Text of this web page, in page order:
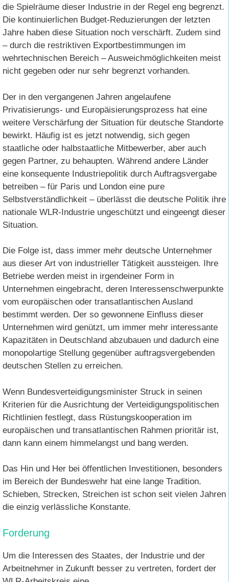
die Spielräume dieser Industrie in der Regel eng begrenzt.
Die kontinuierlichen Budget-Reduzierungen der letzten
Jahre haben diese Situation noch verschärft. Zudem sind
– durch die restriktiven Exportbestimmungen im
wehrtechnischen Bereich – Ausweichmöglichkeiten meist
nicht gegeben oder nur sehr begrenzt vorhanden.
Der in den vergangenen Jahren angelaufene
Privatisierungs- und Europäisierungsprozess hat eine
weitere Verschärfung der Situation für deutsche Standorte
bewirkt. Häufig ist es jetzt notwendig, sich gegen
staatliche oder halbstaatliche Mitbewerber, aber auch
gegen Partner, zu behaupten. Während andere Länder
eine konsequente Industriepolitik durch Auftragsvergabe
betreiben – für Paris und London eine pure
Selbstverständlichkeit – überlässt die deutsche Politik ihre
nationale WLR-Industrie ungeschützt und eingeengt dieser
Situation.
Die Folge ist, dass immer mehr deutsche Unternehmer
aus dieser Art von industrieller Tätigkeit aussteigen. Ihre
Betriebe werden meist in irgendeiner Form in
Unternehmen eingebracht, deren Interessenschwerpunkte
vom europäischen oder transatlantischen Ausland
bestimmt werden. Der so gewonnene Einfluss dieser
Unternehmen wird genützt, um immer mehr interessante
Kapazitäten in Deutschland abzubauen und dadurch eine
monopolartige Stellung gegenüber auftragsvergebenden
deutschen Stellen zu erreichen.
Wenn Bundesverteidigungsminister Struck in seinen
Kriterien für die Ausrichtung der Verteidigungspolitischen
Richtlinien festlegt, dass Rüstungskooperation im
europäischen und transatlantischen Rahmen prioritär ist,
dann kann einem himmelangst und bang werden.
Das Hin und Her bei öffentlichen Investitionen, besonders
im Bereich der Bundeswehr hat eine lange Tradition.
Schieben, Strecken, Streichen ist schon seit vielen Jahren
die einzig verlässliche Konstante.
Forderung
Um die Interessen des Staates, der Industrie und der
Arbeitnehmer in Zukunft besser zu vertreten, fordert der